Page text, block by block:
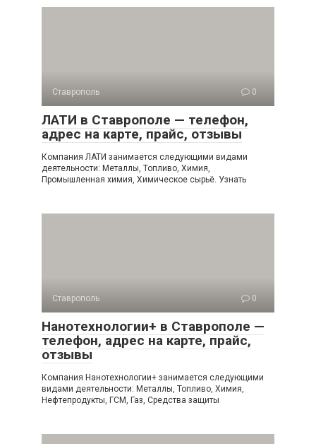
Ставрополь 0
ЛАТИ в Ставрополе — телефон,
адрес на карте, прайс, отзывы
Компания ЛАТИ занимается следующими видами
деятельности: Металлы, Топливо, Химия,
Промышленная химия, Химическое сырьё. Узнать
Ставрополь 0
Нанотехнологии+ в Ставрополе —
телефон, адрес на карте, прайс,
отзывы
Компания Нанотехнологии+ занимается следующими
видами деятельности: Металлы, Топливо, Химия,
Нефтепродукты, ГСМ, Газ, Средства защиты